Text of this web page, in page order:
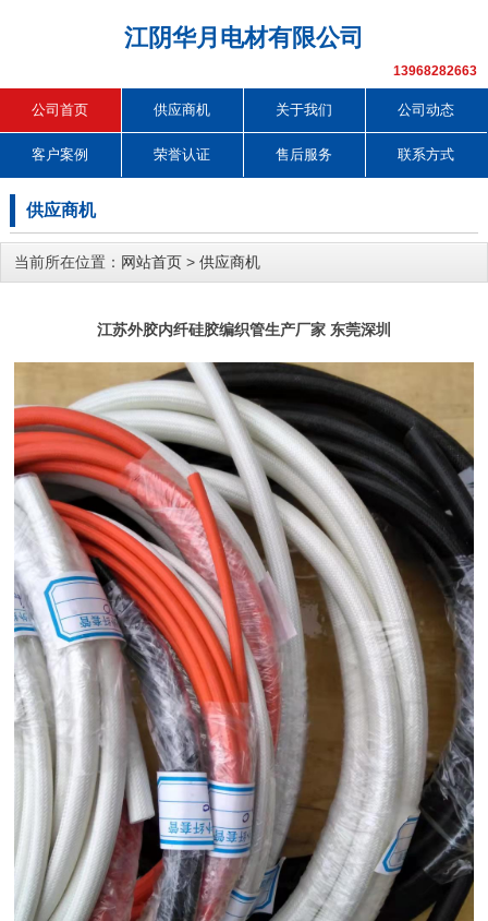
江阴华月电材有限公司
13968282663
公司首页 供应商机 关于我们 公司动态
客户案例 荣誉认证 售后服务 联系方式
供应商机
当前所在位置： 网站首页 > 供应商机
江苏外胶内纤硅胶编织管生产厂家 东莞深圳